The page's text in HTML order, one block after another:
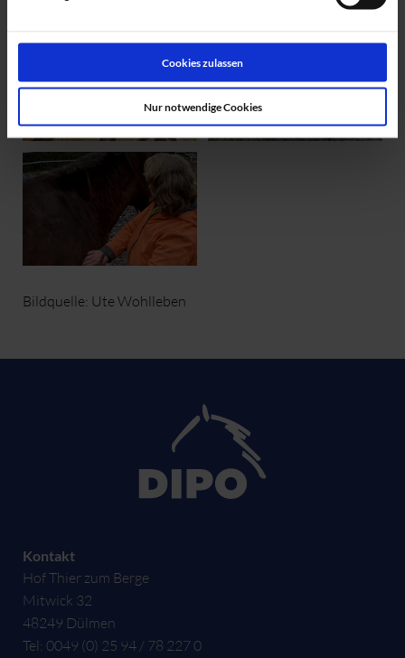
Cookies zulassen
Nur notwendige Cookies
Bildquelle: Ute Wohlleben
Kontakt
Hof Thier zum Berge
Mitwick 32
48249 Dülmen
Tel: 0049 (0) 25 94 / 78 227 0